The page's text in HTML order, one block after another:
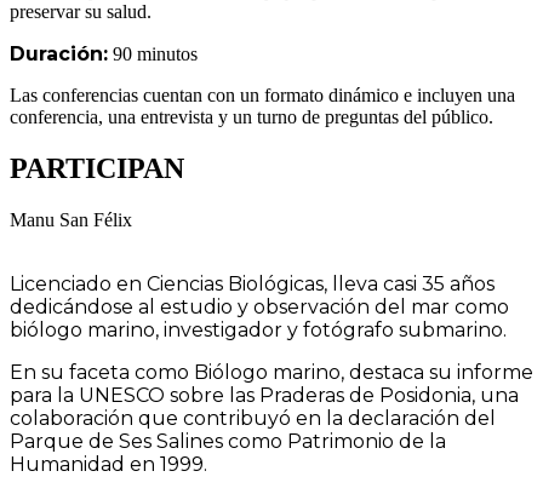
preservar su salud.
Duración: 90 minutos
Las conferencias cuentan con un formato dinámico e incluyen una
conferencia, una entrevista y un turno de preguntas del público.
PARTICIPAN
Manu San Félix
Licenciado en Ciencias Biológicas, lleva casi 35 años
dedicándose al estudio y observación del mar como
biólogo marino, investigador y fotógrafo submarino.
En su faceta como Biólogo marino, destaca su informe
para la UNESCO sobre las Praderas de Posidonia, una
colaboración que contribuyó en la declaración del
Parque de Ses Salines como Patrimonio de la
Humanidad en 1999.